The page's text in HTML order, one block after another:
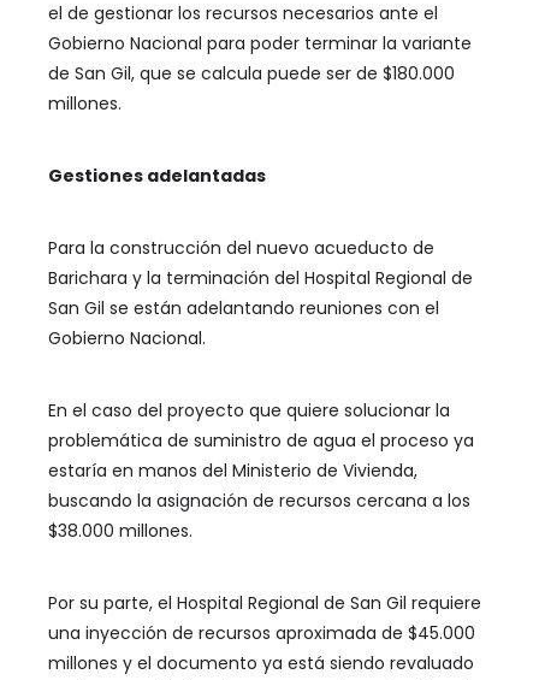
el de gestionar los recursos necesarios ante el
Gobierno Nacional para poder terminar la variante
de San Gil, que se calcula puede ser de $180.000
millones.
Gestiones adelantadas
Para la construcción del nuevo acueducto de
Barichara y la terminación del Hospital Regional de
San Gil se están adelantando reuniones con el
Gobierno Nacional.
En el caso del proyecto que quiere solucionar la
problemática de suministro de agua el proceso ya
estaría en manos del Ministerio de Vivienda,
buscando la asignación de recursos cercana a los
$38.000 millones.
Por su parte, el Hospital Regional de San Gil requiere
una inyección de recursos aproximada de $45.000
millones y el documento ya está siendo revaluado